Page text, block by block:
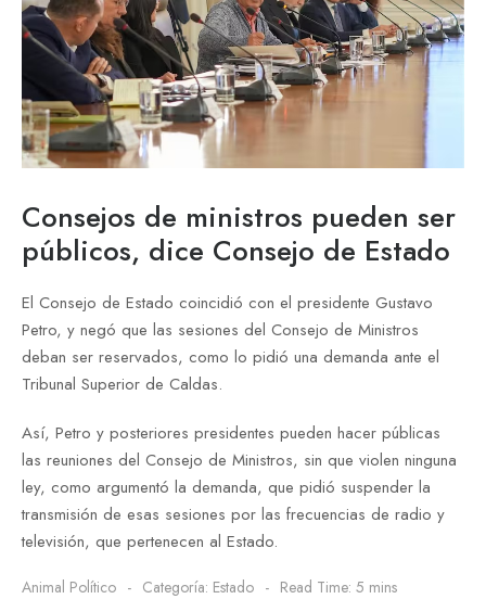
Consejos de ministros pueden ser
públicos, dice Consejo de Estado
El Consejo de Estado coincidió con el presidente Gustavo
Petro, y negó que las sesiones del Consejo de Ministros
deban ser reservados, como lo pidió una demanda ante el
Tribunal Superior de Caldas.
Así, Petro y posteriores presidentes pueden hacer públicas
las reuniones del Consejo de Ministros, sin que violen ninguna
ley, como argumentó la demanda, que pidió suspender la
transmisión de esas sesiones por las frecuencias de radio y
televisión, que pertenecen al Estado.
Animal Político Categoría: Estado
Read Time: 5 mins